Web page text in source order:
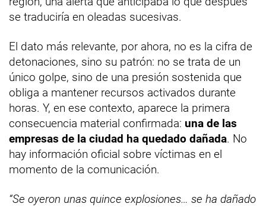
se traduciría en oleadas sucesivas.
El dato más relevante, por ahora, no es la cifra de
detonaciones, sino su patrón: no se trata de un
único golpe, sino de una presión sostenida que
obliga a mantener recursos activados durante
horas. Y, en ese contexto, aparece la primera
consecuencia material confirmada: una de las
empresas de la ciudad ha quedado dañada. No
hay información oficial sobre víctimas en el
momento de la comunicación.
“Se oyeron unas quince explosiones… se ha dañado